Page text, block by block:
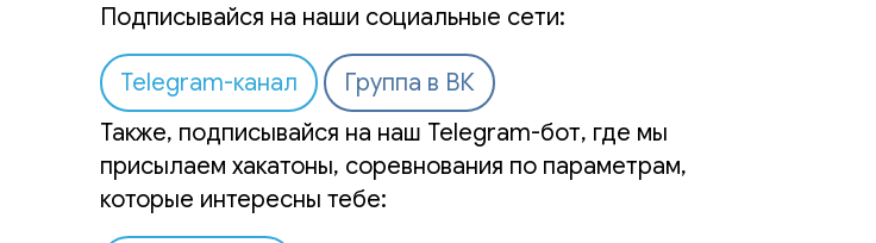
Подписывайся на наши социальные сети:
Telegram-канал
Группа в ВК
Также, подписывайся на наш Telegram-бот, где мы
присылаем хакатоны, соревнования по параметрам,
которые интересны тебе: